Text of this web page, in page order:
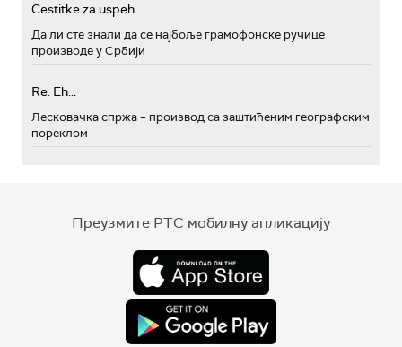
Cestitke za uspeh
Да ли сте знали да се најбоље грамофонске ручице
производе у Србији
Re: Eh...
Лесковачка спржа – производ са заштићеним географским
пореклом
Преузмите РТС мобилну апликацију